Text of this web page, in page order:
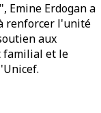
Emine Erdogan a
renforcer l'unité
aux
familial et le